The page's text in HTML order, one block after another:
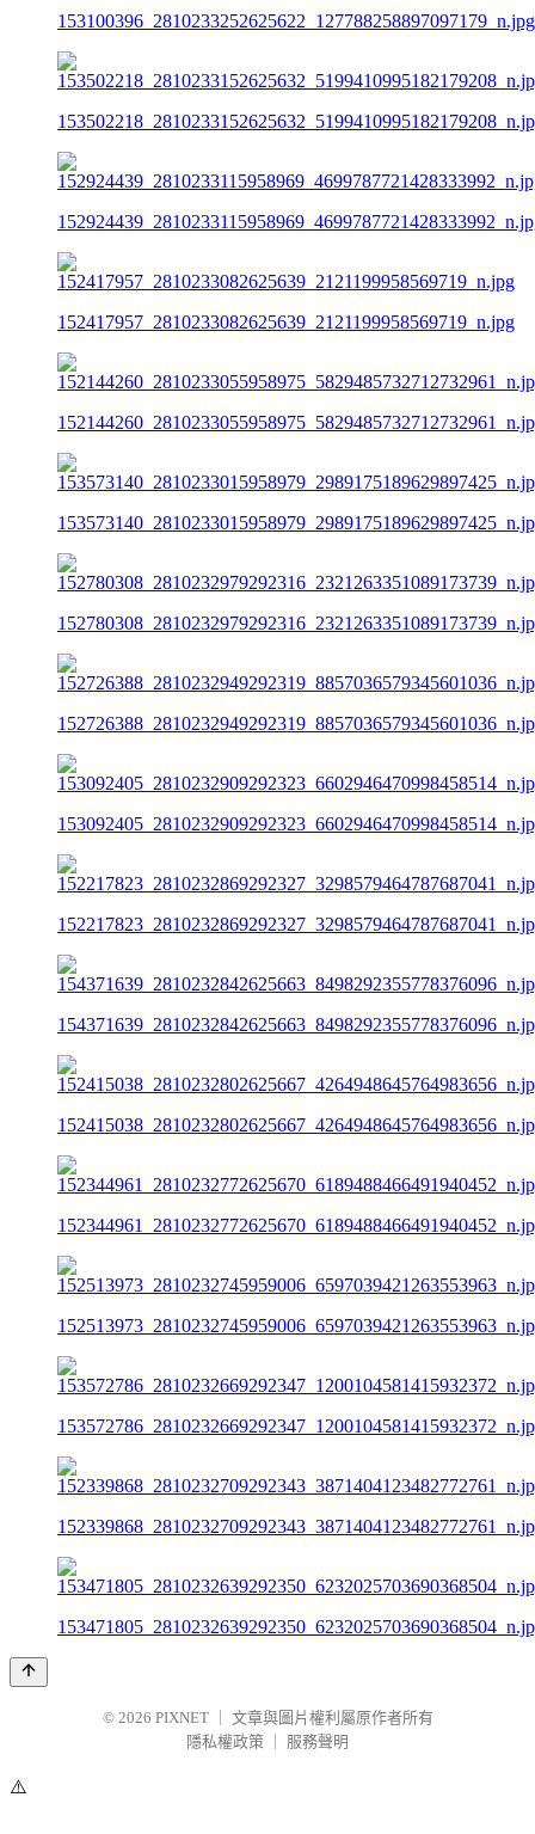
153100396_2810233252625622_127788258897097179_n.jpg
152417957_2810233082625639_2121199958569719_n.jpg
© 2026 PIXNET
文章與圖片權利屬原作者所有
隱私權政策
服務聲明
⚠️